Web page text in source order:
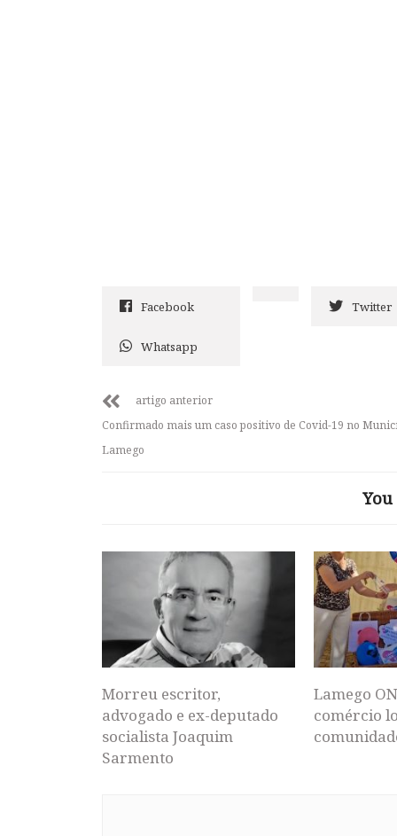
Facebook Twitter
Whatsapp
artigo anterior
Confirmado mais um caso positivo de Covid-19 no
Lamego
Morreu escritor,
advogado e ex-deputado
socialista Joaquim
Sarmento
Lamego
comércio